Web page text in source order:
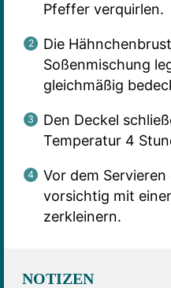
Pfeffer verquirlen.
Die
Soßenmischung
gleichmäßig
Den Deckel
Temperatur 4
Vor dem
vorsichtig mit
zerkleinern.
NOTIZEN